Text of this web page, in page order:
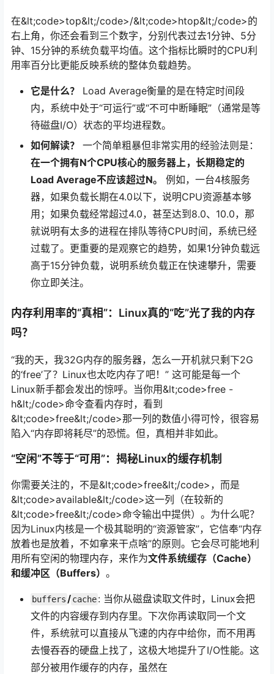
在&lt;code>top&lt;/code>/&lt;code>htop&lt;/code>的
右上角，你还会看到三个数字，分别代表过去1分钟、5分
钟、15分钟的系统负载平均值。这个指标比瞬时的CPU利
用率百分比更能反映系统的整体负载趋势。
它是什么？
Load Average衡量的是在特定时间段
内，系统中处于“可运行”或“不可中断睡眠”（通常是等
待磁盘I/O）状态的平均进程数。
如何解读？
一个简单粗暴但非常实用的经验法则是：
在一个拥有N个CPU核心的服务器上，长期稳定的
Load Average不应该超过N。
例如，一台4核服务
器，如果负载长期在4.0以下，说明CPU资源基本够
用；如果负载经常超过4.0，甚至达到8.0、10.0，那
就说明有太多的进程在排队等待CPU时间，系统已经
过载了。更重要的是观察它的趋势，如果1分钟负载远
高于15分钟负载，说明系统负载正在快速攀升，需要
你立即关注。
内存利用率的“真相”：Linux真的“吃”光了我的内存
吗？
“我的天，我32G内存的服务器，怎么一开机就只剩下2G
的‘free’了？Linux也太吃内存了吧！” 这可能是每一个
Linux新手都会发出的惊呼。当你用&lt;code>free -
h&lt;/code>命令查看内存时，看到
&lt;code>free&lt;/code>那一列的数值小得可怜，很容易
陷入“内存即将耗尽”的恐慌。但，真相并非如此。
“空闲”不等于“可用”：揭秘Linux的缓存机制
你需要关注的，不是&lt;code>free&lt;/code>，而是
&lt;code>available&lt;/code>这一列（在较新的
&lt;code>free&lt;/code>命令输出中提供）。为什么呢？
因为Linux内核是一个极其聪明的“资源管家”，它信奉“内存
放着也是放着，不如拿来干点啥”的原则。它会尽可能地利
用所有空闲的物理内存，来作为文件系统缓存（Cache）
和缓冲区（Buffers） 。
buffers /cache: 当你从磁盘读取文件时，Linux会把
文件的内容缓存到内存里。下次你再读取同一个文
件，系统就可以直接从飞速的内存中给你，而不用再
去慢吞吞的硬盘上找了，这极大地提升了I/O性能。这
部分被用作缓存的内存，虽然在